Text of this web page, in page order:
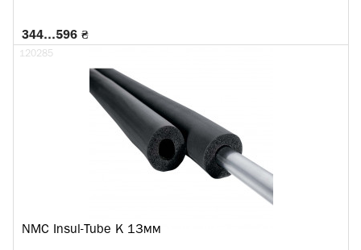
344…596 ₴
NMC Insul-Tube K 13мм
120285